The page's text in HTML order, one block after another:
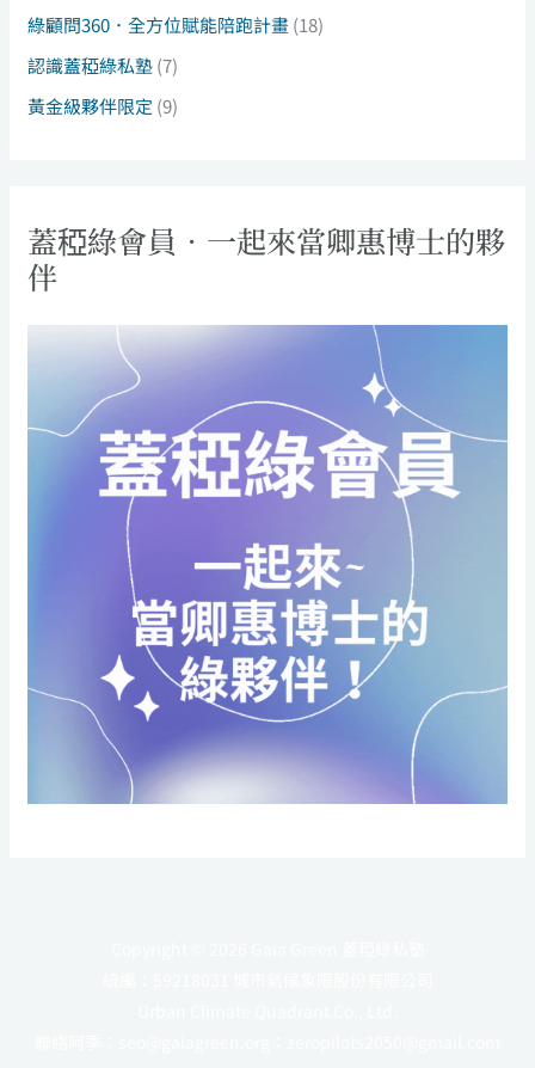
綠顧問360．全方位賦能陪跑計畫(18)
認識蓋稏綠私塾(7)
黃金級夥伴限定 (9)
蓋稏綠會員．一起來當卿惠博士的夥
伴